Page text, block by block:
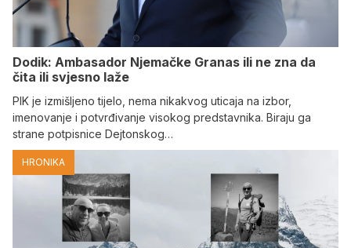
Dodik: Ambasador Njemačke Granas ili ne zna da
čita ili svjesno laže
PIK je izmišljeno tijelo, nema nikakvog uticaja na izbor,
imenovanje i potvrđivanje visokog predstavnika. Biraju ga
strane potpisnice Dejtonskog…
HRONIKA